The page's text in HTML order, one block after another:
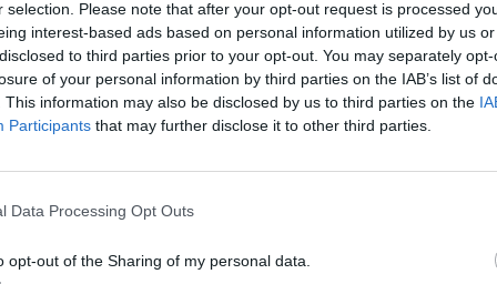
selection. Please note that after your opt-out request is processed
interest-based ads based on personal information utilized by us
to third parties prior to your opt-out. You may separately
of your personal information by third parties on the IAB’s list of
This information may also be disclosed by us to third parties on the
Participants that may further disclose it to other third parties.
Data Processing Opt Outs
opt-out of the Sharing of my personal data.
στο νοσοκομείο ωστόσο, μάθαμε ότιο
λειτουργεί τις τελευταίες ημέρες και
την περασμένη Κυριακήπου έφτασε στο
κορίτσι. Τώρα έχουν μπει σε
Καθώς χαλάει συχνά λόγω
ως εξής:
και μεταφέρθηκε σε σοβαρή κατάσταση